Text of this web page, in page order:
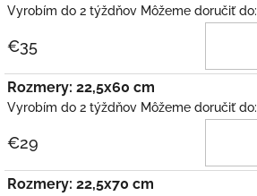
Vyrobím do 2 týždňov Môžeme doručiť do:
€35
Rozmery: 22,5x60 cm
Vyrobím do 2 týždňov Môžeme doručiť do:
€29
Rozmery: 22,5x70 cm